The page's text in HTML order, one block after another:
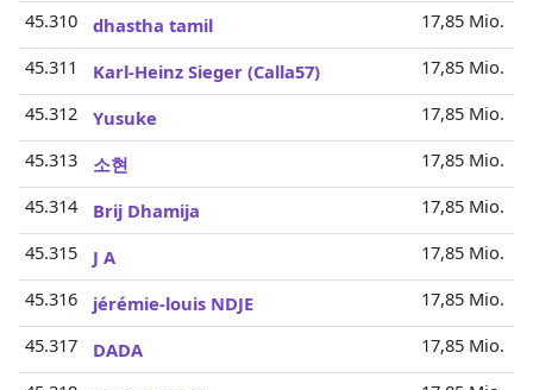
45.310
dhastha tamil
17,85 Mio.
45.311
Karl-Heinz Sieger (Calla57)
17,85 Mio.
45.312
Yusuke
17,85 Mio.
45.313
소현
17,85 Mio.
45.314
Brij Dhamija
17,85 Mio.
45.315
J A
17,85 Mio.
45.316
jérémie-louis NDJE
17,85 Mio.
45.317
DADA
17,85 Mio.